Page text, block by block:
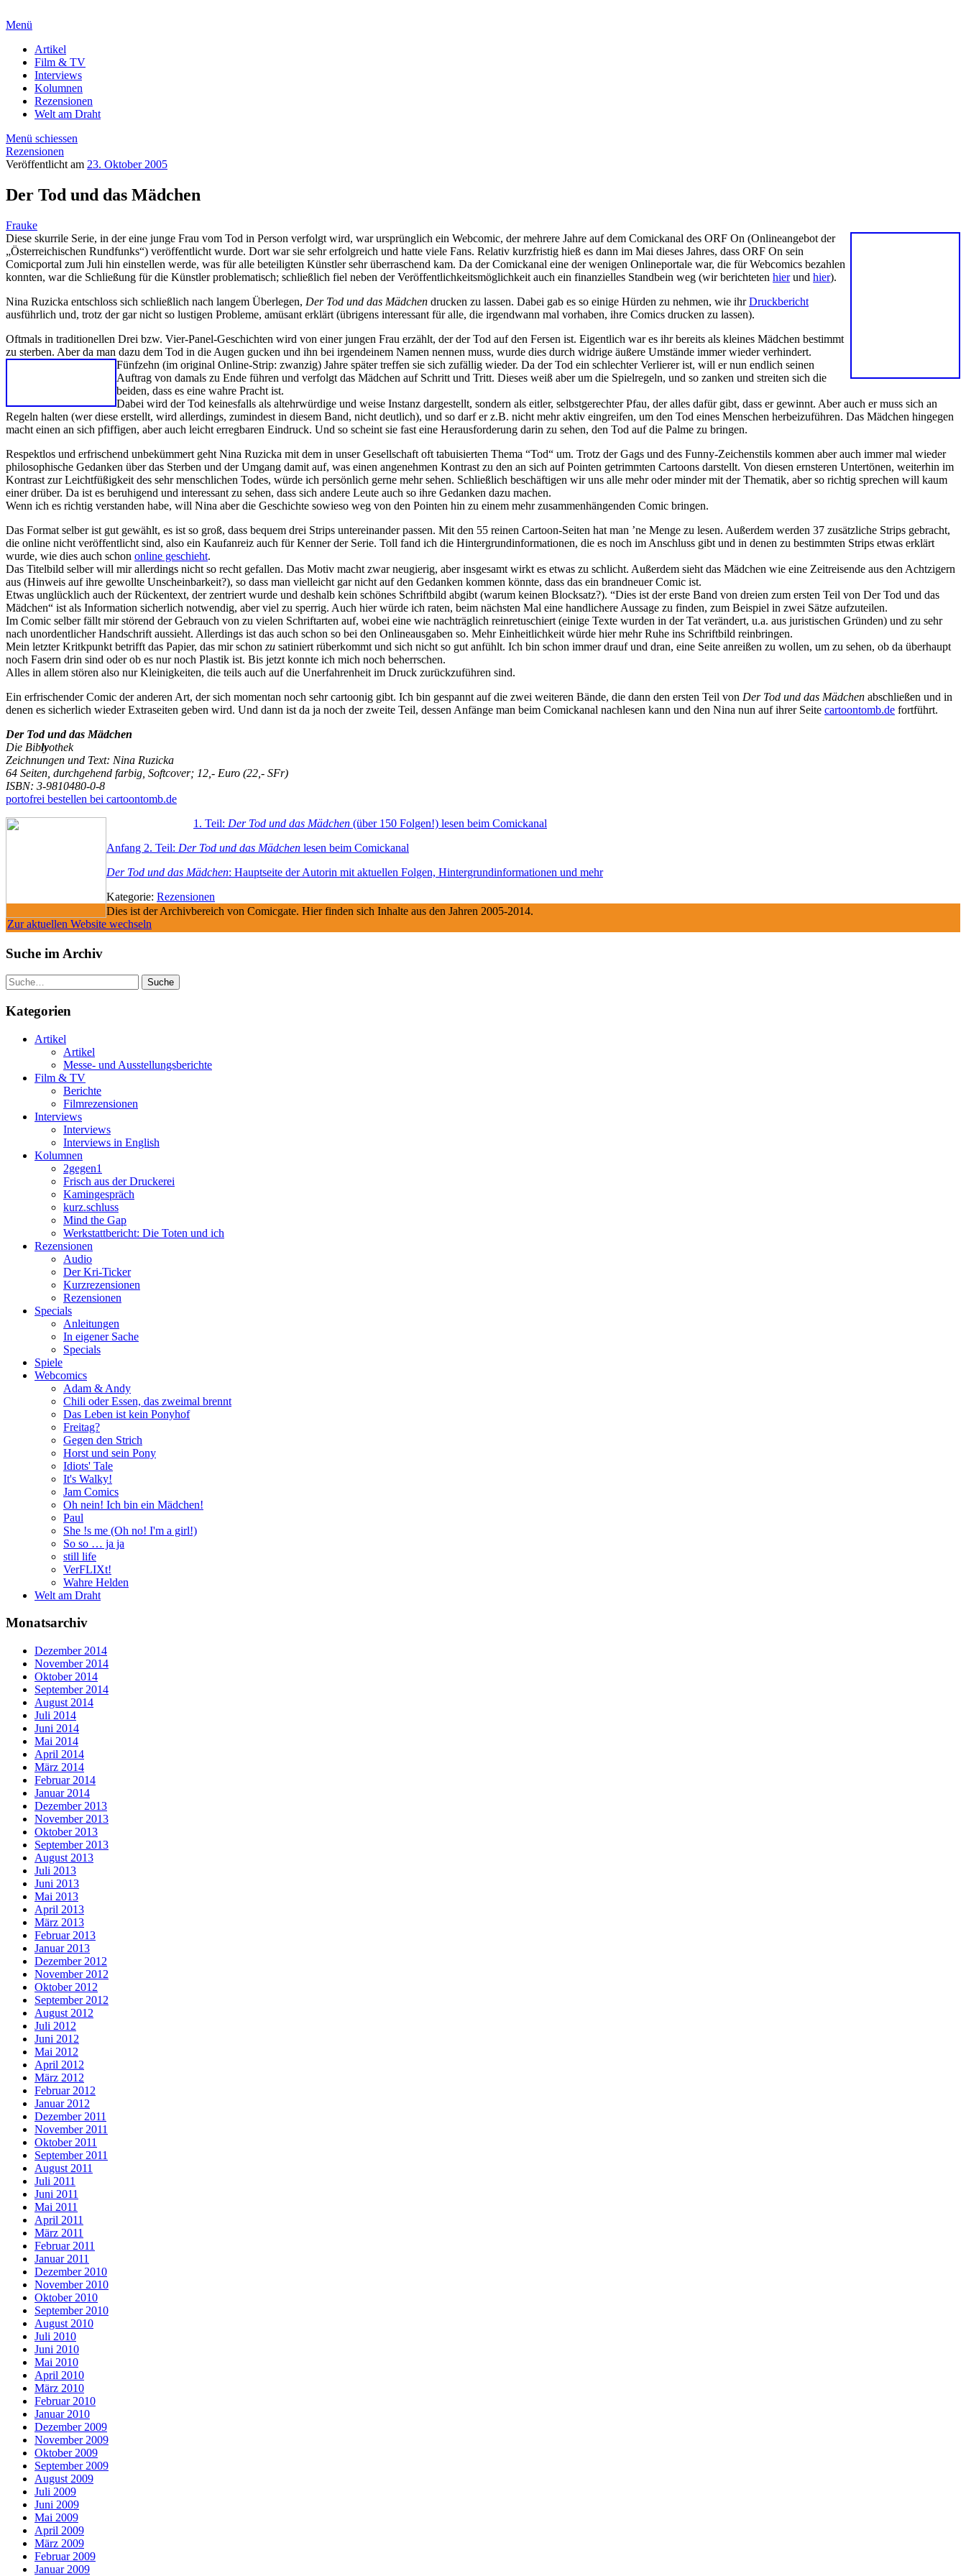
Menü
Artikel
Film & TV
Interviews
Kolumnen
Rezensionen
Welt am Draht
Menü schiessen
Rezensionen
Veröffentlicht am 23. Oktober 2005
Der Tod und das Mädchen
Frauke
Diese skurrile Serie, in der eine junge Frau vom Tod in Person verfolgt wird, war ursprünglich ein Webcomic, der mehrere Jahre auf dem Comickanal des ORF On (Onlineangebot der
„Österreichischen Rundfunks“) veröffentlicht wurde. Dort war sie sehr erfolgreich und hatte viele Fans. Relativ kurzfristig hieß es dann im Mai dieses Jahres, dass ORF On sein
Comicportal zum Juli hin einstellen werde, was für alle beteiligten Künstler sehr überraschend kam. Da der Comickanal eine der wenigen Onlineportale war, die für Webcomics bezahlen
konnten, war die Schließung für die Künstler problematisch; schließlich fiel neben der Veröffentlichkeitsmöglichkeit auch ein finanzielles Standbein weg (wir berichteten hierund hier).
Nina Ruzicka entschloss sich schließlich nach langem Überlegen, Der Tod und das Mädchen drucken zu lassen. Dabei gab es so einige Hürden zu nehmen, wie ihrDruckbericht
ausführlich und, trotz der gar nicht so lustigen Probleme, amüsant erklärt (übrigens interessant für alle, die irgendwann mal vorhaben, ihre Comics drucken zu lassen).
Oftmals in traditionellen Drei bzw. Vier-Panel-Geschichten wird von einer jungen Frau erzählt, der der Tod auf den Fersen ist. Eigentlich war es ihr bereits als kleines Mädchen bestimmt
zu sterben. Aber da man dazu dem Tod in die Augen gucken und ihn bei irgendeinem Namen nennen muss, wurde dies durch widrige äußere Umstände immer wieder verhindert.
Fünfzehn (im original Online-Strip: zwanzig) Jahre später treffen sie sich zufällig wieder. Da der Tod ein schlechter Verlierer ist, will er nun endlich seinen
Auftrag von damals zu Ende führen und verfolgt das Mädchen auf Schritt und Tritt. Dieses weiß aber um die Spielregeln, und so zanken und streiten sich die
beiden, dass es eine wahre Pracht ist.
Dabei wird der Tod keinesfalls als altehrwürdige und weise Instanz dargestellt, sondern als eitler, selbstgerechter Pfau, der alles dafür gibt, dass er gewinnt. Aber auch er muss sich an
Regeln halten (wer diese erstellt, wird allerdings, zumindest in diesem Band, nicht deutlich), und so darf er z.B. nicht mehr aktiv eingreifen, um den Tod eines Menschen herbeizuführen. Das Mädchen hingegen
macht einen an sich pfiffigen, aber auch leicht erregbaren Eindruck. Und so scheint sie fast eine Herausforderung darin zu sehen, den Tod auf die Palme zu bringen.
Respektlos und erfrischend unbekümmert geht Nina Ruzicka mit dem in unser Gesellschaft oft tabuisierten Thema “Tod“ um. Trotz der Gags und des Funny-Zeichenstils kommen aber auch immer mal wieder
philosophische Gedanken über das Sterben und der Umgang damit auf, was einen angenehmen Kontrast zu den an sich auf Pointen getrimmten Cartoons darstellt. Von diesen ernsteren Untertönen, weiterhin im
Kontrast zur Leichtfüßigkeit des sehr menschlichen Todes, würde ich persönlich gerne mehr sehen. Schließlich beschäftigen wir uns alle mehr oder minder mit der Thematik, aber so richtig sprechen will kaum
einer drüber. Da ist es beruhigend und interessant zu sehen, dass sich andere Leute auch so ihre Gedanken dazu machen.
Wenn ich es richtig verstanden habe, will Nina aber die Geschichte sowieso weg von den Pointen hin zu einem mehr zusammenhängenden Comic bringen.
Das Format selber ist gut gewählt, es ist so groß, dass bequem drei Strips untereinander passen. Mit den 55 reinen Cartoon-Seiten hat man ’ne Menge zu lesen. Außerdem werden 37 zusätzliche Strips gebracht,
die online nicht veröffentlicht sind, also ein Kaufanreiz auch für Kenner der Serie. Toll fand ich die Hintergrundinformationen, die es noch im Anschluss gibt und in denen zu bestimmten Strips etwas erklärt
wurde, wie dies auch schon online geschieht.
Das Titelbild selber will mir allerdings nicht so recht gefallen. Das Motiv macht zwar neugierig, aber insgesamt wirkt es etwas zu schlicht. Außerdem sieht das Mädchen wie eine Zeitreisende aus den Achtzigern
aus (Hinweis auf ihre gewollte Unscheinbarkeit?), so dass man vielleicht gar nicht auf den Gedanken kommen könnte, dass das ein brandneuer Comic ist.
Etwas unglücklich auch der Rückentext, der zentriert wurde und deshalb kein schönes Schriftbild abgibt (warum keinen Blocksatz?). “Dies ist der erste Band von dreien zum ersten Teil von Der Tod und das
Mädchen“ ist als Information sicherlich notwendig, aber viel zu sperrig. Auch hier würde ich raten, beim nächsten Mal eine handlichere Aussage zu finden, zum Beispiel in zwei Sätze aufzuteilen.
Im Comic selber fällt mir störend der Gebrauch von zu vielen Schriftarten auf, wobei eine wie nachträglich reinretuschiert (einige Texte wurden in der Tat verändert, u.a. aus juristischen Gründen) und zu sehr
nach unordentlicher Handschrift aussieht. Allerdings ist das auch schon so bei den Onlineausgaben so. Mehr Einheitlichkeit würde hier mehr Ruhe ins Schriftbild reinbringen.
Mein letzter Kritkpunkt betrifft das Papier, das mir schon zu satiniert rüberkommt und sich nicht so gut anfühlt. Ich bin schon immer drauf und dran, eine Seite anreißen zu wollen, um zu sehen, ob da überhaupt
noch Fasern drin sind oder ob es nur noch Plastik ist. Bis jetzt konnte ich mich noch beherrschen.
Alles in allem stören also nur Kleinigkeiten, die teils auch auf die Unerfahrenheit im Druck zurückzuführen sind.
Ein erfrischender Comic der anderen Art, der sich momentan noch sehr cartoonig gibt. Ich bin gespannt auf die zwei weiteren Bände, die dann den ersten Teil von Der Tod und das Mädchen abschließen und in
denen es sicherlich wieder Extraseiten geben wird. Und dann ist da ja noch der zweite Teil, dessen Anfänge man beim Comickanal nachlesen kann und den Nina nun auf ihrer Seite cartoontomb.de fortführt.
Der Tod und das Mädchen
Die Biblyothek
Zeichnungen und Text: Nina Ruzicka
64 Seiten, durchgehend farbig, Softcover; 12,- Euro (22,- SFr)
ISBN: 3-9810480-0-8
portofrei bestellen bei cartoontomb.de
1. Teil: Der Tod und das Mädchen (über 150 Folgen!) lesen beim Comickanal
Anfang 2. Teil: Der Tod und das Mädchen lesen beim Comickanal
Der Tod und das Mädchen: Hauptseite der Autorin mit aktuellen Folgen, Hintergrundinformationen und mehr
Kategorie: Rezensionen
Dies ist der Archivbereich von Comicgate. Hier finden sich Inhalte aus den Jahren 2005-2014.
Zur aktuellen Website wechseln
Suche im Archiv
Suche
Kategorien
Artikel
Artikel
Messe- und Ausstellungsberichte
Film & TV
Berichte
Filmrezensionen
Interviews
Interviews
Interviews in English
Kolumnen
2gegen1
Frisch aus der Druckerei
Kamingespräch
kurz.schluss
Mind the Gap
Werkstattbericht: Die Toten und ich
Rezensionen
Audio
Der Kri-Ticker
Kurzrezensionen
Rezensionen
Specials
Anleitungen
In eigener Sache
Specials
Spiele
Webcomics
Adam & Andy
Chili oder Essen, das zweimal brennt
Das Leben ist kein Ponyhof
Freitag?
Gegen den Strich
Horst und sein Pony
Idiots' Tale
It's Walky!
Jam Comics
Oh nein! Ich bin ein Mädchen!
Paul
She !s me (Oh no! I'm a girl!)
So so … ja ja
still life
VerFLIXt!
Wahre Helden
Welt am Draht
Monatsarchiv
Dezember 2014
November 2014
Oktober 2014
September 2014
August 2014
Juli 2014
Juni 2014
Mai 2014
April 2014
März 2014
Februar 2014
Januar 2014
Dezember 2013
November 2013
Oktober 2013
September 2013
August 2013
Juli 2013
Juni 2013
Mai 2013
April 2013
März 2013
Februar 2013
Januar 2013
Dezember 2012
November 2012
Oktober 2012
September 2012
August 2012
Juli 2012
Juni 2012
Mai 2012
April 2012
März 2012
Februar 2012
Januar 2012
Dezember 2011
November 2011
Oktober 2011
September 2011
August 2011
Juli 2011
Juni 2011
Mai 2011
April 2011
März 2011
Februar 2011
Januar 2011
Dezember 2010
November 2010
Oktober 2010
September 2010
August 2010
Juli 2010
Juni 2010
Mai 2010
April 2010
März 2010
Februar 2010
Januar 2010
Dezember 2009
November 2009
Oktober 2009
September 2009
August 2009
Juli 2009
Juni 2009
Mai 2009
April 2009
März 2009
Februar 2009
Januar 2009